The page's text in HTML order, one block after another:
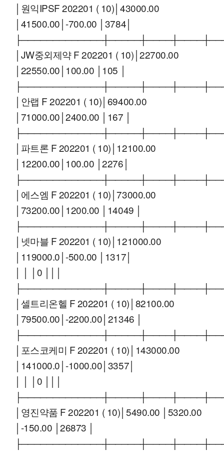
│원익IPSF 202201 ( 10)│43000.00
│41500.00│-700.00 │3784│
│JW중외제약 F 202201 ( 10)│22700.00
│22550.00│100.00 │105 │
│안랩 F 202201 ( 10)│69400.00
│71000.00│2400.00 │167 │
│파트론 F 202201 ( 10)│12100.00
│12200.00│100.00 │2276│
│에스엠 F 202201 ( 10)│73000.00
│73200.00│1200.00 │14049 │
│넷마블 F 202201 ( 10)│121000.00
│119000.0│-500.00 │1317│
│ │ │0 │││
│셀트리온헬 F 202201 ( 10)│82100.00
│79500.00│-2200.00│21346 │
│포스코케미 F 202201 ( 10)│143000.00
│141000.0│-1000.00│3357│
│ │ │0 │││
│영진약품 F 202201 ( 10)│5490.00 │5320.00
│-150.00 │26873 │